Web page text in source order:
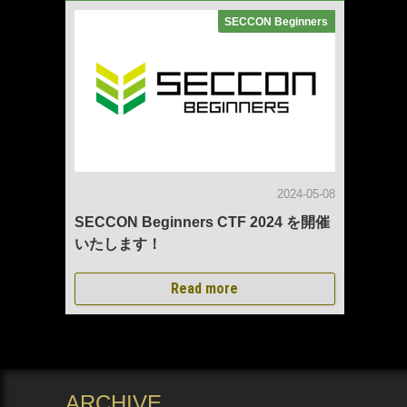
SECCON Beginners
2024-05-08
SECCON Beginners CTF 2024 を開催
いたします！
Read more